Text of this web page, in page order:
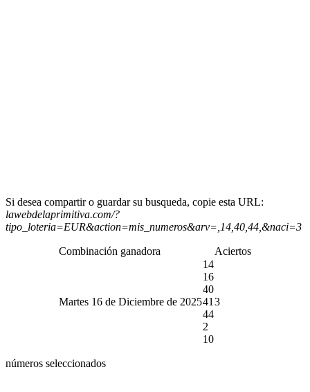
Si desea compartir o guardar su busqueda, copie esta URL:
lawebdelaprimitiva.com/?
tipo_loteria=EUR&action=mis_numeros&arv=,14,40,44,&naci=3
Combinación ganadora Aciertos
Martes 16 de Diciembre de 2025
14
16
40
41
44
2
10
3
números seleccionados